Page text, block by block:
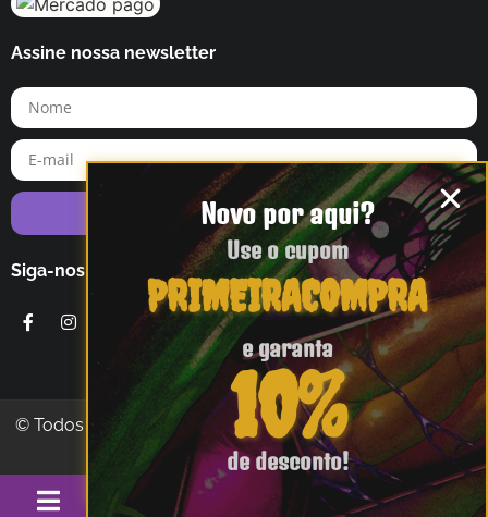
Pedidos
Assine nossa newsletter
Assinar Newsletter
Siga-nos
© Todos direitos reservados Editora Diário Macabro 2017
-2026
Novo por aqui?
Use o cupom
PRIMEIRACOMPRA
e garanta
10%
de desconto!